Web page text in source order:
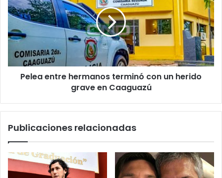
Pelea entre hermanos terminó con un herido
grave en Caaguazú
Publicaciones relacionadas